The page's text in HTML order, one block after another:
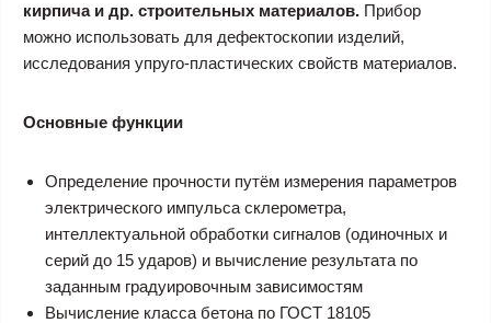
кирпича и др. строительных материалов. Прибор
можно использовать для дефектоскопии изделий,
исследования упруго-пластических свойств материалов.
Основные функции
Определение прочности путём измерения параметров
электрического импульса склерометра,
интеллектуальной обработки сигналов (одиночных и
серий до 15 ударов) и вычисление результата по
заданным градуировочным зависимостям
Вычисление класса бетона по ГОСТ 18105